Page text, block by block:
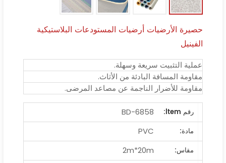
حصيرة الأرضيات أرضيات المستودعات البلاستيكية
الفينيل
عملية التثبيت سريعة وسهلة.
مقاومة المسافة البادئة من الأثاث.
مقاومة للأضرار الناجمة عن مصاعد المرضى.
رقم ltem:
BD-6858
مادة:
PVC
مقاس:
2m*20m